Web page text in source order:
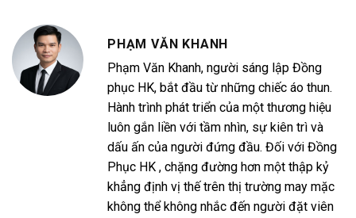
PHẠM VĂN KHANH
Phạm Văn Khanh, người sáng lập Đồng
phục HK, bắt đầu từ những chiếc áo thun.
Hành trình phát triển của một thương hiệu
luôn gắn liền với tầm nhìn, sự kiên trì và
dấu ấn của người đứng đầu. Đối với Đồng
Phục HK , chặng đường hơn một thập kỷ
khẳng định vị thế trên thị trường may mặc
không thể không nhắc đến người đặt viên